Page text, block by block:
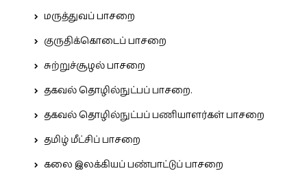
மருத்துவப் பாசறை
குருதிக்கொடைப் பாசறை
சுற்றுச்சூழல் பாசறை
தகவல் தொழில்நுட்பப் பாசறை.
தகவல் தொழில்நுட்பப் பணியாளர்கள் பாசறை
தமிழ் மீட்சிப் பாசறை
கலை இலக்கியப் பண்பாட்டுப் பாசறை